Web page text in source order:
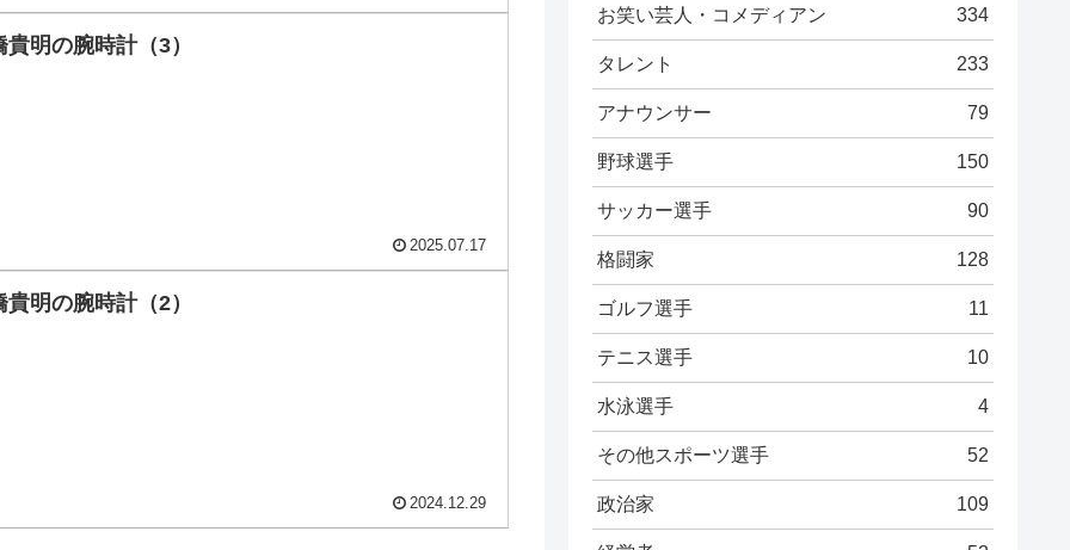
貴明の腕時計（3）
2025.07.17
貴明の腕時計（2）
2024.12.29
お笑い芸人・コメディアン 334
タレント 233
アナウンサー 79
野球選手 150
サッカー選手 90
格闘家 128
ゴルフ選手 11
テニス選手 10
水泳選手 4
その他スポーツ選手 52
政治家 109